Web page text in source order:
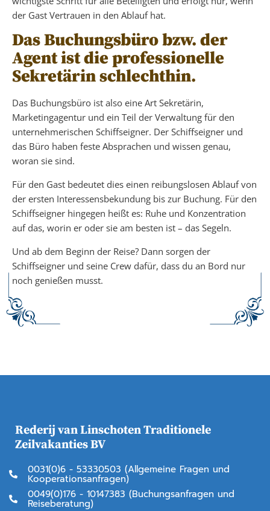
der Gast Vertrauen in den Ablauf hat.
Das Buchungsbüro bzw. der
Agent ist die professionelle
Sekretärin schlechthin.
Das Buchungsbüro ist also eine Art Sekretärin,
Marketingagentur und ein Teil der Verwaltung für den
unternehmerischen Schiffseigner. Der Schiffseigner und
das Büro haben feste Absprachen und wissen genau,
woran sie sind.
Für den Gast bedeutet dies einen reibungslosen Ablauf von
der ersten Interessensbekundung bis zur Buchung. Für den
Schiffseigner hingegen heißt es: Ruhe und Konzentration
auf das, worin er oder sie am besten ist – das Segeln.
Und ab dem Beginn der Reise? Dann sorgen der
Schiffseigner und seine Crew dafür, dass du an Bord nur
noch genießen musst.
Rederij van Linschoten Traditionele
Zeilvakanties BV
0031(0)6 - 53330503 (Allgemeine Fragen und
Kooperationsanfragen)
0049(0)176 - 10147383 (Buchungsanfragen und
Reiseberatung)